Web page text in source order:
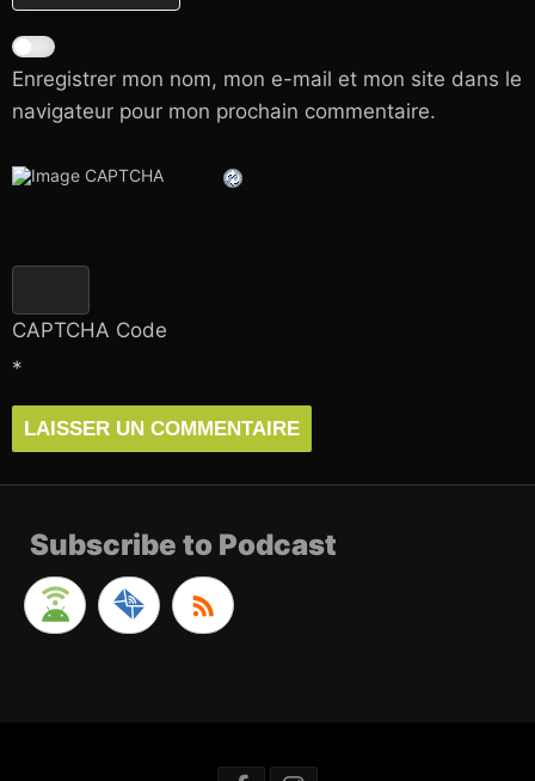
Enregistrer mon nom, mon e-mail et mon site dans le
navigateur pour mon prochain commentaire.
CAPTCHA Code
*
Subscribe to Podcast